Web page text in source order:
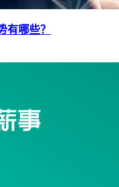
有哪些？